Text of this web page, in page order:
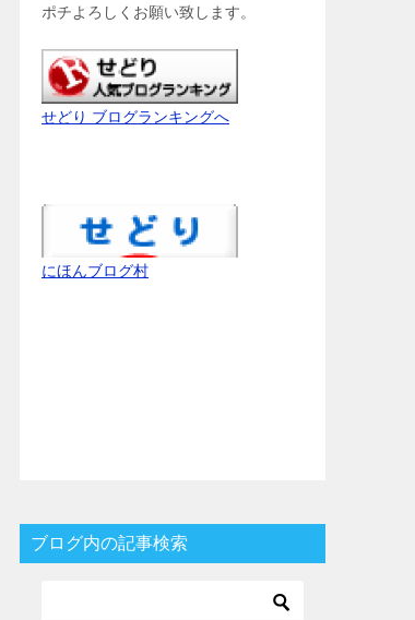
ポチよろしくお願い致します。
せどり ブログランキングへ
にほんブログ村
ブログ内の記事検索